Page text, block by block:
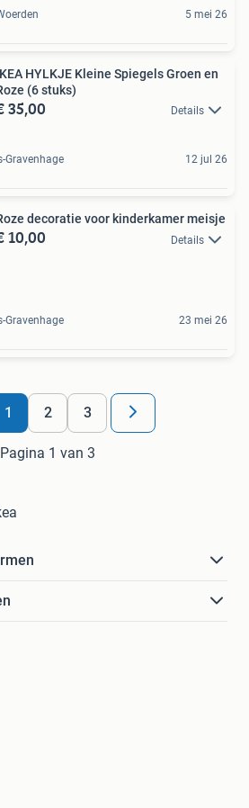
5 mei 26
HYLKJE Kleine Spiegels Groen en
(6 stuks)
35,00 Details
Gravenhage 12 jul 26
decoratie voor kinderkamer meisje
10,00 Details
Gravenhage 23 mei 26
1 2 3
Pagina 1 van 3